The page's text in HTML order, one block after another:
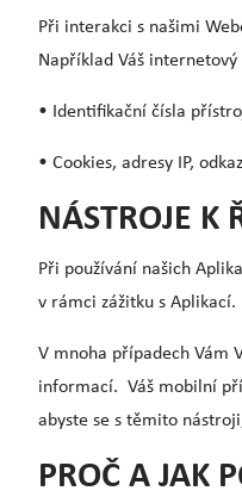
Při interakci s našimi
Například Váš
• Identifikační čísla
• Cookies, adresy IP,
NÁSTROJE K
Při používání našich
v rámci zážitku s Aplikací.
V mnoha případech Vám
informací. Váš mobilní
abyste se s těmito
PROČ A JAK